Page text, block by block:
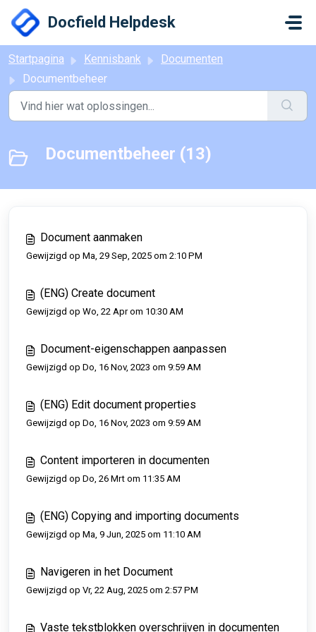
Doorgaan naar hoofdinhoud
Docfield Helpdesk
Startpagina Kennisbank
Documenten
Documentbeheer
Documentbeheer (13)
Document aanmaken
Gewijzigd op Ma, 29 Sep, 2025 om 2:10 PM
(ENG) Create document
Gewijzigd op Wo, 22 Apr om 10:30 AM
Document-eigenschappen aanpassen
Gewijzigd op Do, 16 Nov, 2023 om 9:59 AM
(ENG) Edit document properties
Gewijzigd op Do, 16 Nov, 2023 om 9:59 AM
Content importeren in documenten
Gewijzigd op Do, 26 Mrt om 11:35 AM
(ENG) Copying and importing documents
Gewijzigd op Ma, 9 Jun, 2025 om 11:10 AM
Navigeren in het Document
Gewijzigd op Vr, 22 Aug, 2025 om 2:57 PM
Vaste tekstblokken overschrijven in documenten